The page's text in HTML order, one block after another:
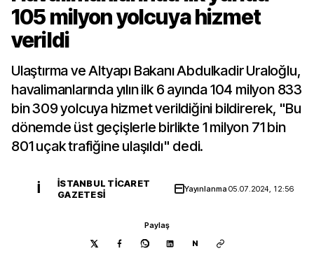
105 milyon yolcuya hizmet
verildi
Ulaştırma ve Altyapı Bakanı Abdulkadir Uraloğlu,
havalimanlarında yılın ilk 6 ayında 104 milyon 833
bin 309 yolcuya hizmet verildiğini bildirerek, "Bu
dönemde üst geçişlerle birlikte 1 milyon 71 bin
801 uçak trafiğine ulaşıldı" dedi.
İ
İSTANBUL TICARET
GAZETESI
Yayınlanma05.07.2024, 12:56
Paylaş
N